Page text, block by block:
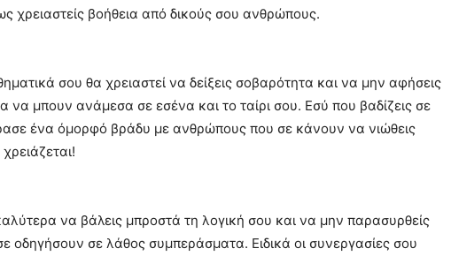
χρειαστείς βοήθεια από δικούς σου ανθρώπους.
σου θα χρειαστεί να δείξεις σοβαρότητα και να μην αφήσεις
να μπουν ανάμεσα σε εσένα και το ταίρι σου. Εσύ που βαδίζεις σε
ένα όμορφό βράδυ με ανθρώπους που σε κάνουν να νιώθεις
να βάλεις μπροστά τη λογική σου και να μην παρασυρθείς
οδηγήσουν σε λάθος συμπεράσματα. Ειδικά οι συνεργασίες σου